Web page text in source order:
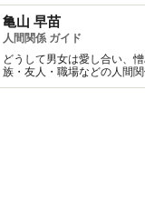
亀山 早苗
人間関係 ガイド
どうして男女は愛し合い、
族・友人・職場などの人間
魅力の秘密』など著書多数。